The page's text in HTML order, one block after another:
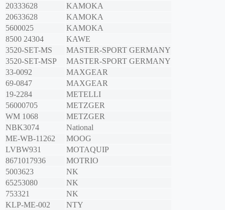
20333628
KAMOKA
20633628
KAMOKA
5600025
KAMOKA
8500 24304
KAWE
3520-SET-MS
MASTER-SPORT GERMANY
3520-SET-MSP
MASTER-SPORT GERMANY
33-0092
MAXGEAR
69-0847
MAXGEAR
19-2284
METELLI
56000705
METZGER
WM 1068
METZGER
NBK3074
National
ME-WB-11262
MOOG
LVBW931
MOTAQUIP
8671017936
MOTRIO
5003623
NK
65253080
NK
753321
NK
KLP-ME-002
NTY